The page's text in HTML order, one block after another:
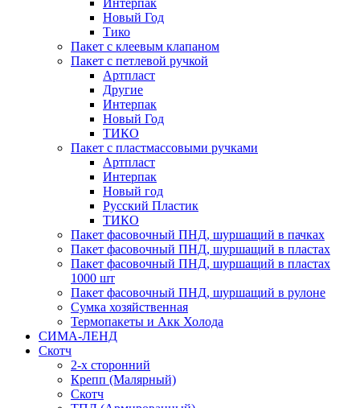
Новый Год
Тико
Пакет с клеевым клапаном
Пакет с петлевой ручкой
Артпласт
Другие
Интерпак
Новый Год
ТИКО
Пакет с пластмассовыми ручками
Артпласт
Интерпак
Новый год
Русский Пластик
ТИКО
Пакет фасовочный ПНД, шуршащий в пачках
Пакет фасовочный ПНД, шуршащий в пластах
Пакет фасовочный ПНД, шуршащий в пластах
1000 шт
Пакет фасовочный ПНД, шуршащий в рулоне
Сумка хозяйственная
Термопакеты и Акк Холода
СИМА-ЛЕНД
Скотч
2-х сторонний
Крепп (Малярный)
Скотч